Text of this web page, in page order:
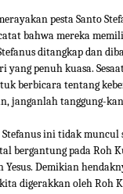
pesta Santo
bahwa mereka
ditangkap dan
penuh kuasa.
berbicara tentang
janganlah tanggung-
ini tidak muncul
bergantung pada Roh
Yesus. Demikian
digerakkan oleh Roh